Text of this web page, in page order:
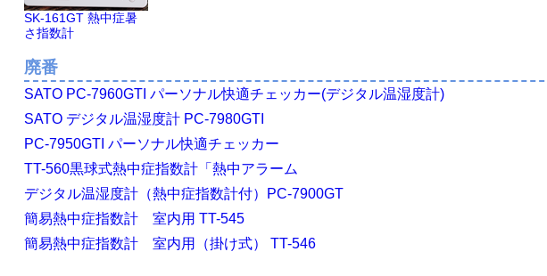
SK-161GT 熱中症暑
さ指数計
廃番
SATO PC-7960GTI パーソナル快適チェッカー(デジタル温湿度計)
SATO デジタル温湿度計 PC-7980GTI
PC-7950GTI パーソナル快適チェッカー
TT-560黒球式熱中症指数計「熱中アラーム
デジタル温湿度計（熱中症指数計付）PC-7900GT
簡易熱中症指数計 室内用 TT-545
簡易熱中症指数計 室内用（掛け式） TT-546